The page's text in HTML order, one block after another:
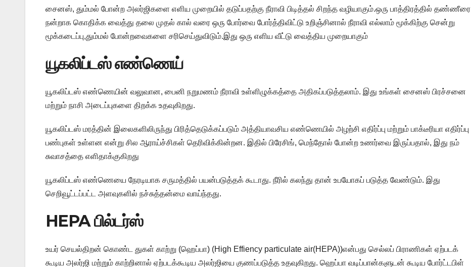
சைனஸ், தும்மல் போன்ற அலர்ஜிகளை எளிய முறையில் தடுப்பதற்கு நீராவி பிடித்தல் சிறந்த வழியாகும்.ஒரு பாத்திரத்தில் தண்ணீரை
நன்றாக கொதிக்க வைத்து தலை முதல் கால் வரை ஒரு போர்வை போர்த்திவிட்டு உறிஞ்சினால் நீராவி எல்லாம் மூக்கிற்கு சென்று
மூக்கடைப்பு,தும்மல் போன்றவைகளை சரிசெய்துவிடும்.இது ஒரு எளிய வீட்டு வைத்திய முறையாகும்
​யூகலிப்டஸ் எண்ணெய்
யூகலிப்டஸ் எண்ணெயின் வலுவான, பைனி நறுமணம் நீராவி உள்ளிழுக்கத்தை அதிகப்படுத்தலாம். இது உங்கள் சைனஸ் பிரச்சனை
மற்றும் நாசி அடைப்புகளை திறக்க உதவுகிறது.
யூகலிப்டஸ் மரத்தின் இலைகளிலிருந்து பிரித்தெடுக்கப்படும் அத்தியாவசிய எண்ணெயில் அழற்சி எதிர்ப்பு மற்றும் பாக்டீரியா எதிர்ப்பு
பண்புகள் உள்ளன என்று சில ஆராய்ச்சிகள் தெரிவிக்கின்றன. இதில் பிரேசிங், மெந்தோல் போன்ற உணர்வை இருப்பதால், இது நம்
சுவாசத்தை எளிதாக்குகிறது
யூகலிப்டஸ் எண்ணெயை நேரடியாக சருமத்தில் பயன்படுத்தக் கூடாது. நீரில் கலந்து தான் உபயோகப் படுத்த வேண்டும். இது
செறிவூட்டப்பட்ட அளவுகளில் நச்சுத்தன்மை வாய்ந்தது.
​HEPA பில்டர்ஸ்
உயர் செயல்திறன் கொண்ட துகள் காற்று (ஹெப்பா) (High Effiency particulate air(HEPA))என்பது செல்லப் பிராணிகள் ஏற்படக்
கூடிய அலர்ஜி மற்றும் காற்றினால் ஏற்படக்கூடிய அலர்ஜியை குணப்படுத்த உதவுகிறது. ஹெப்பா வடிப்பான்களுடன் கூடிய போர்ட்டபிள்